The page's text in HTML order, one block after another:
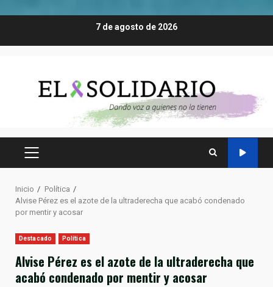
7 de agosto de 2026
MENÚ
Inicio
Política
Alvise Pérez es el azote de la ultraderecha que acabó condenado
por mentir y acosar
Destacado Política
Alvise Pérez es el azote de la ultraderecha que
acabó condenado por mentir y acosar